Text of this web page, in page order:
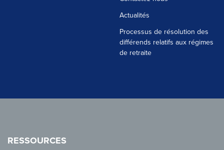
Actualités
Processus de résolution des
différends relatifs aux régimes
de retraite
RESSOURCES